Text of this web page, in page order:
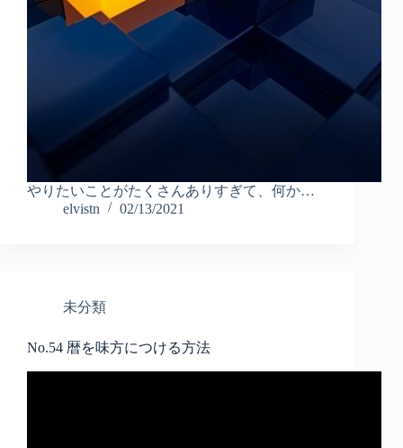
やりたいことがたくさんありすぎて、何か…
elvistn
02/13/2021
未分類
No.54 暦を味方につける方法